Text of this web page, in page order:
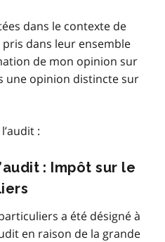
dans le contexte de
dans leur ensemble
de mon opinion sur
une opinion distincte sur
:
: Impôt sur le
a été désigné à
en raison de la grande